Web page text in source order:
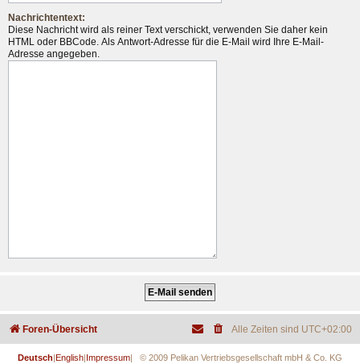
Nachrichtentext:
Diese Nachricht wird als reiner Text verschickt, verwenden Sie daher kein
HTML oder BBCode. Als Antwort-Adresse für die E-Mail wird Ihre E-Mail-
Adresse angegeben.
Foren-Übersicht Alle Zeiten sind UTC+02:00
Deutsch|English|Impressum| © 2009 Pelikan Vertriebsgesellschaft mbH & Co. KG